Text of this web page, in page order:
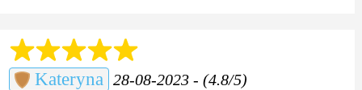
Kateryna 28-08-2023 - (4.8/5)